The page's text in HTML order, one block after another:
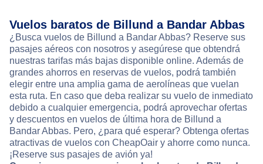
Vuelos baratos de Billund a Bandar Abbas
¿Busca vuelos de Billund a Bandar Abbas? Reserve sus
pasajes aéreos con nosotros y asegúrese que obtendrá
nuestras tarifas más bajas disponible online. Además de
grandes ahorros en reservas de vuelos, podrá también
elegir entre una amplia gama de aerolíneas que vuelan
esta ruta. En caso que deba realizar su vuelo de inmediato
debido a cualquier emergencia, podrá aprovechar ofertas
y descuentos en vuelos de última hora de Billund a
Bandar Abbas. Pero, ¿para qué esperar? Obtenga ofertas
atractivas de vuelos con CheapOair y ahorre como nunca.
¡Reserve sus pasajes de avión ya!